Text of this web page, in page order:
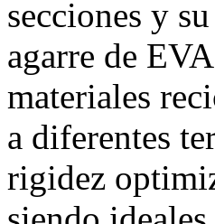
secciones y
agarre de
materiales
a diferentes
rigidez